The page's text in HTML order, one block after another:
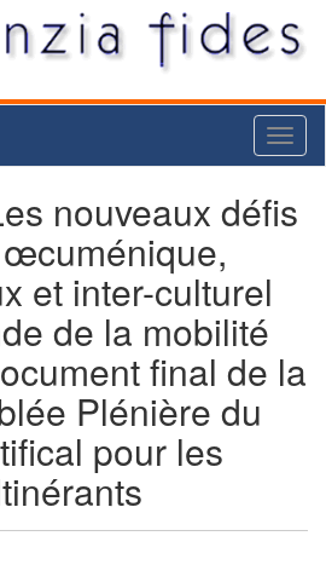
nouveaux défis
et inter-culturel
de la mobilité
final de la
Plénière du
pour les